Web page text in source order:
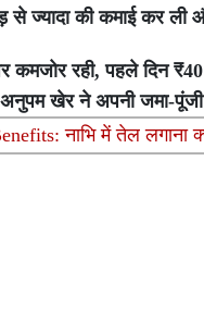
से ज्यादा की कमाई कर ली
कमजोर रही, पहले दिन
खेर ने अपनी जमा-पूंजी
नाभि में तेल लगाना